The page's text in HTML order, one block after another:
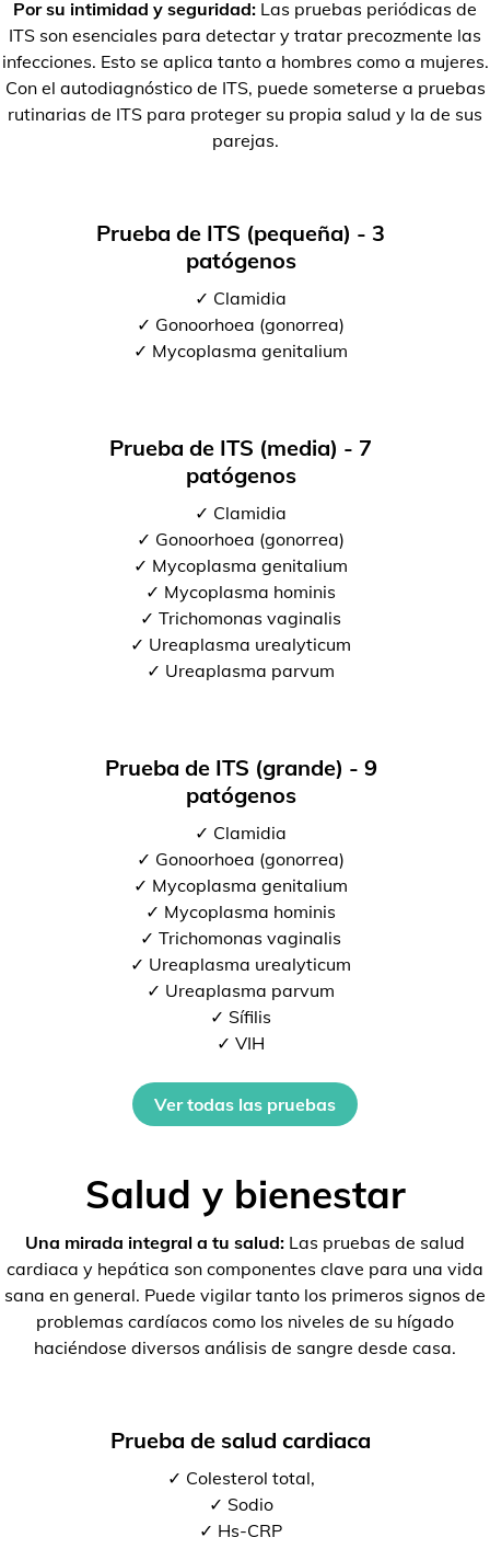
Por su intimidad y seguridad: Las pruebas periódicas de
ITS son esenciales para detectar y tratar precozmente las
infecciones. Esto se aplica tanto a hombres como a mujeres.
Con el autodiagnóstico de ITS, puede someterse a pruebas
rutinarias de ITS para proteger su propia salud y la de sus
parejas.
Prueba de ITS (pequeña) - 3
patógenos
✓ Clamidia
✓ Gonoorhoea (gonorrea)
✓ Mycoplasma genitalium
Prueba de ITS (media) - 7
patógenos
✓ Clamidia
✓ Gonoorhoea (gonorrea)
✓ Mycoplasma genitalium
✓ Mycoplasma hominis
✓ Trichomonas vaginalis
✓ Ureaplasma urealyticum
✓ Ureaplasma parvum
Prueba de ITS (grande) - 9
patógenos
✓ Clamidia
✓ Gonoorhoea (gonorrea)
✓ Mycoplasma genitalium
✓ Mycoplasma hominis
✓ Trichomonas vaginalis
✓ Ureaplasma urealyticum
✓ Ureaplasma parvum
✓ Sífilis
✓ VIH
Ver todas las pruebas
Salud y bienestar
Una mirada integral a tu salud: Las pruebas de salud
cardiaca y hepática son componentes clave para una vida
sana en general. Puede vigilar tanto los primeros signos de
problemas cardíacos como los niveles de su hígado
haciéndose diversos análisis de sangre desde casa.
Prueba de salud cardiaca
✓ Colesterol total,
✓ Sodio
✓ Hs-CRP